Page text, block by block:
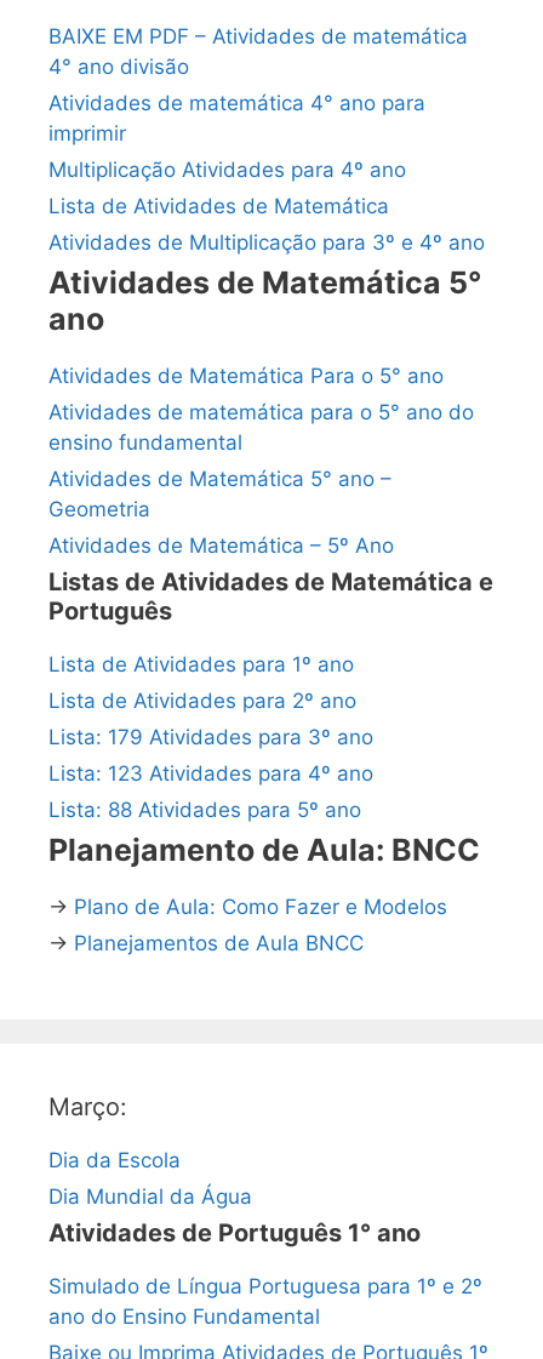
BAIXE EM PDF – Atividades de matemática
4° ano divisão
Atividades de matemática 4° ano para
imprimir
Multiplicação Atividades para 4º ano
Lista de Atividades de Matemática
Atividades de Multiplicação para 3º e 4º ano
Atividades de Matemática 5°
ano
Atividades de Matemática Para o 5° ano
Atividades de matemática para o 5° ano do
ensino fundamental
Atividades de Matemática 5° ano –
Geometria
Atividades de Matemática – 5º Ano
Listas de Atividades de Matemática e
Português
Lista de Atividades para 1º ano
Lista de Atividades para 2º ano
Lista: 179 Atividades para 3º ano
Lista: 123 Atividades para 4º ano
Lista: 88 Atividades para 5º ano
Planejamento de Aula: BNCC
→ Plano de Aula: Como Fazer e Modelos
→ Planejamentos de Aula BNCC
Março:
Dia da Escola
Dia Mundial da Água
Atividades de Português 1° ano
Simulado de Língua Portuguesa para 1º e 2º
ano do Ensino Fundamental
Baixe ou Imprima Atividades de Português 1º